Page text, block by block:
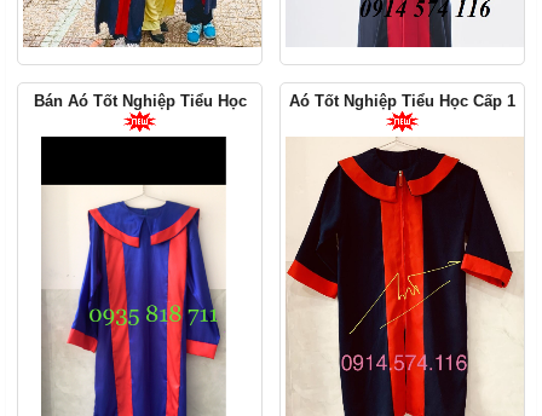
Bán Aó Tốt Nghiệp Tiểu Học Aó Tốt Nghiệp Tiểu Học Cấp 1